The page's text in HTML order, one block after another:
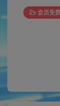
会员免费